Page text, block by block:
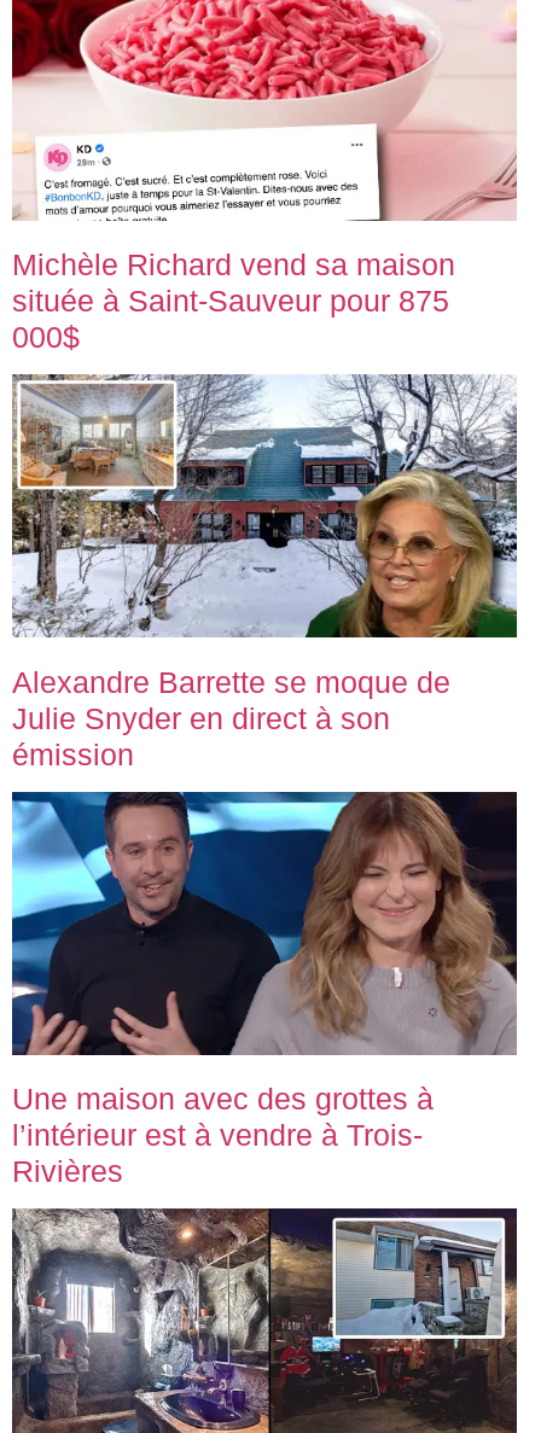
Michèle Richard vend sa maison
située à Saint-Sauveur pour 875
000$
Alexandre Barrette se moque de
Julie Snyder en direct à son
émission
Une maison avec des grottes à
l’intérieur est à vendre à Trois-
Rivières